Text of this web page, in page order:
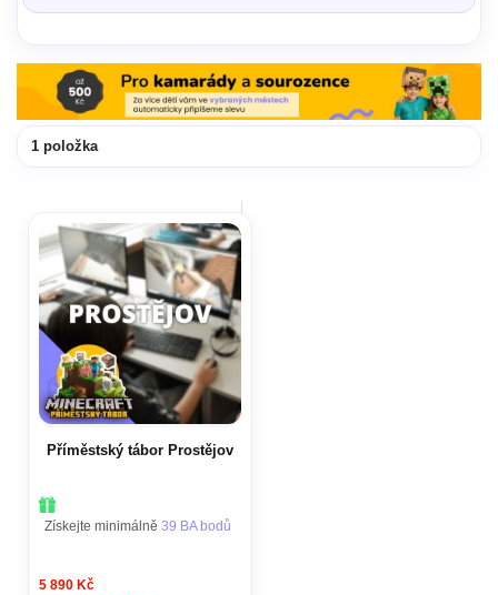
1 položka
Příměstský tábor Prostějov
Získejte minimálně 39 BA bodů
5 890 Kč